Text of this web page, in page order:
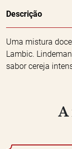
Descrição
Uma mistura
Lambic.
sabor cereja
A